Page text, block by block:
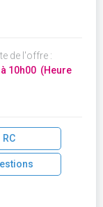
de l'offre :
10h00 (Heure
RC